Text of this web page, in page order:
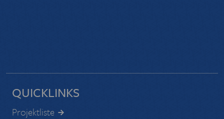
QUICKLINKS
Projektliste